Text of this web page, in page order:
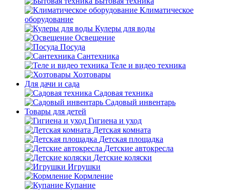
Климатическое
оборудование
Кулеры для воды
Освещение
Посуда
Сантехника
Теле и видео техника
Хозтовары
Для дачи и сада
Садовая техника
Садовый инвентарь
Товары для детей
Гигиена и уход
Детская комната
Детская площадка
Детские автокресла
Детские коляски
Игрушки
Кормление
Купание